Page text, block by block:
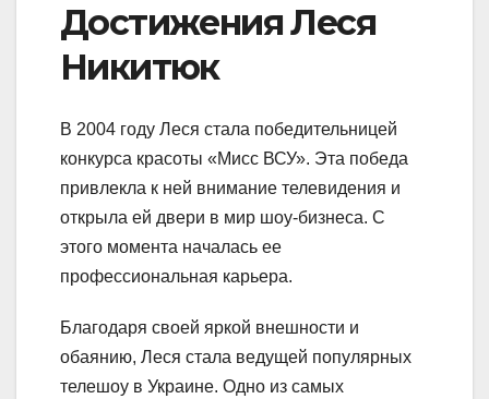
Достижения Леся
Никитюк
В 2004 году Леся стала победительницей
конкурса красоты «Мисс ВСУ». Эта победа
привлекла к ней внимание телевидения и
открыла ей двери в мир шоу-бизнеса. С
этого момента началась ее
профессиональная карьера.
Благодаря своей яркой внешности и
обаянию, Леся стала ведущей популярных
телешоу в Украине. Одно из самых